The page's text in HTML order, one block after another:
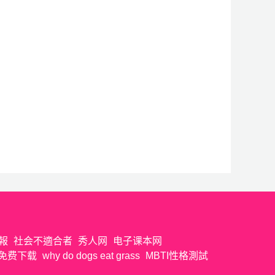
社会不適合者 秀人网
电子课本网
费下载 why do dogs eat grass
MBTI性格測試